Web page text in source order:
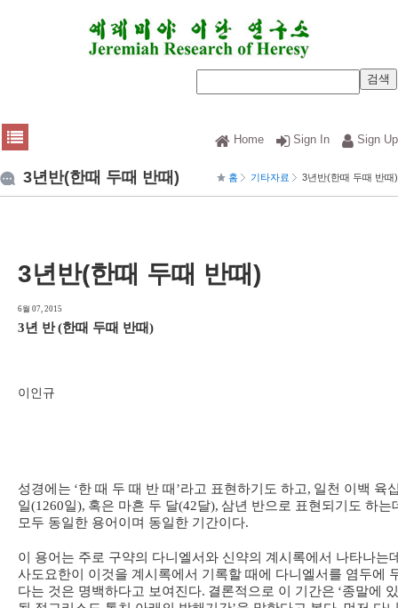
Home Sign In Sign Up
3년반(한때 두때 반때) 홈 기타자료 3년반(한때 두때 반때)
3년반(한때 두때 반때)
6월 07, 2015
3년 반(한때 두때 반때)
이인규
성경에는 ‘한 때 두 때 반 때 ’라고 표현하기도 하고, 일천 이백 육
일(1260일), 혹은 마흔 두 달(42달), 삼년 반으로 표현되기도 하는
모두 동일한 용어이며 동일한 기간이다.
이 용어는 주로 구약의 다니엘서와 신약의 계시록에서 나타나는
사도요한이 이것을 계시록에서 기록할 때에 다니엘서를 염두에
다는 것은 명백하다고 보여진다. 결론적으로 이 기간은 ‘종말에